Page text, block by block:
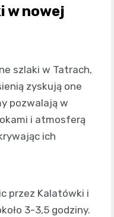
w nowej
szlaki w Tatrach,
zyskują one
pozwalają w
i atmosferą
ich
przez Kalatówki i
3-3,5 godziny.